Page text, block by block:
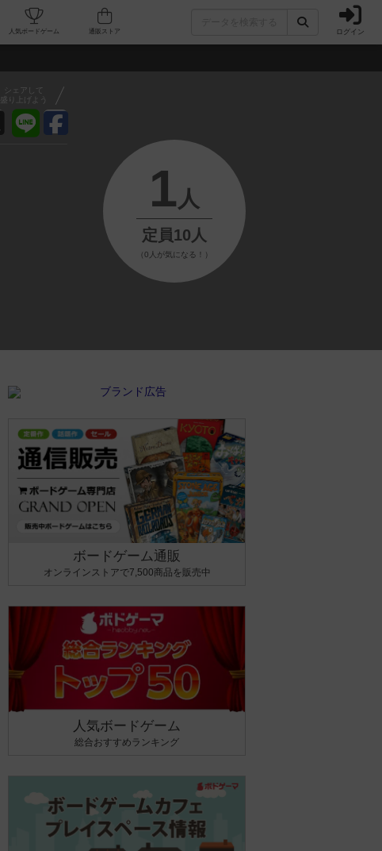
カフェ/店舗 人気ボードゲーム ログイン
シェアして
盛り上げよう
1 人
定員10人
（0人が気になる！）
ボードゲーム通販
オンラインストアで7,500商品を販売中
人気ボードゲーム
総合おすすめランキング